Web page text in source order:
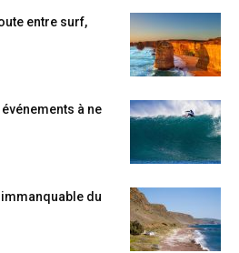
entre surf,
à ne
du